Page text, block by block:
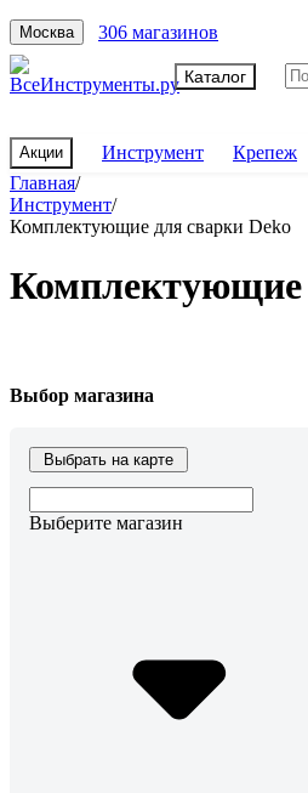
Москва 306 магазинов
Каталог
Акции Инструмент Крепеж
Главная/
Инструмент/
Комплектующие для сварки Deko
Комплектующие
Выбор магазина
Выбрать на карте
Выберите магазин